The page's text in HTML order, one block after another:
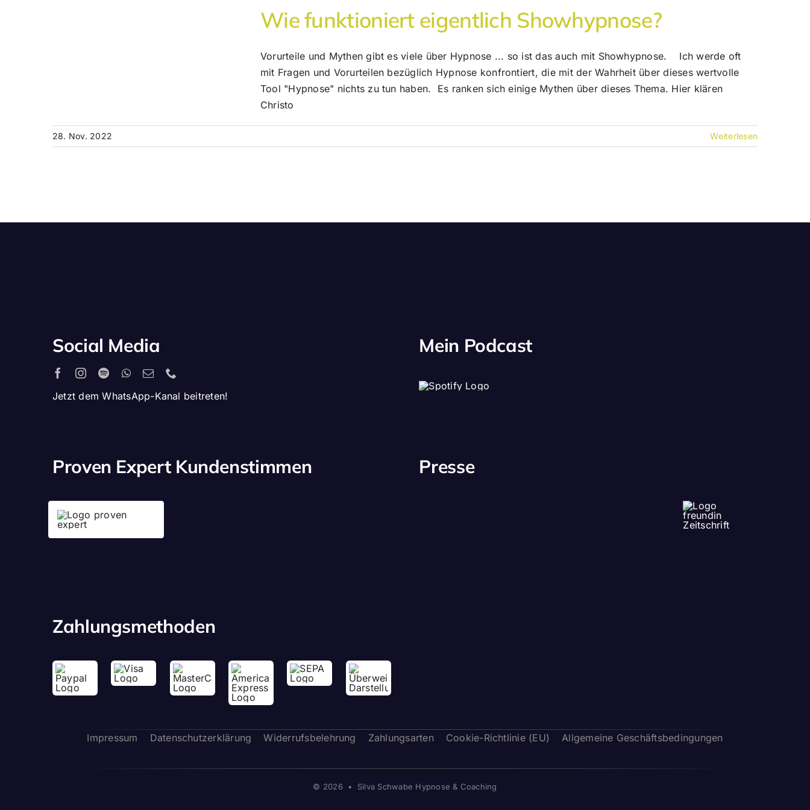
Wie funktioniert eigentlich Showhypnose?
Vorurteile und Mythen gibt es viele über Hypnose ... so ist das auch mit Showhypnose. Ich werde oft
mit Fragen und Vorurteilen bezüglich Hypnose konfrontiert, die mit der Wahrheit über dieses wertvolle
Tool "Hypnose" nichts zu tun haben. Es ranken sich einige Mythen über dieses Thema. Hier klären
Christo
28. Nov. 2022 Weiterlesen
Social Media
Jetzt dem WhatsApp-Kanal beitreten!
Mein Podcast
Proven Expert Kundenstimmen Presse
Zahlungsmethoden
Impressum Datenschutzerklärung Widerrufsbelehrung Zahlungsarten Cookie-Richtlinie (EU) Allgemeine Geschäftsbedingungen
© 2026 • Silva Schwabe Hypnose & Coaching